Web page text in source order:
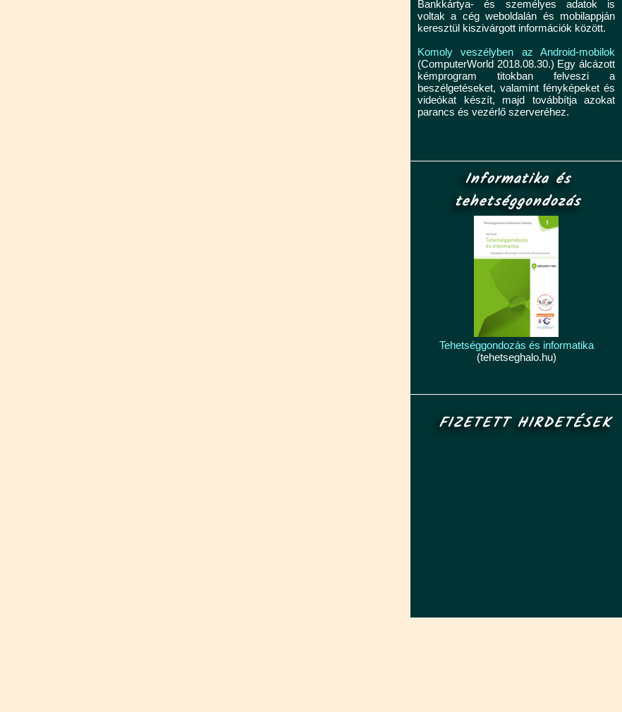
Bankkártya- és személyes adatok is
voltak a cég weboldalán és mobilappján
keresztül kiszivárgott információk között.
Komoly veszélyben az Android-mobilok
(ComputerWorld 2018.08.30.) Egy álcázott
kémprogram titokban felveszi a
beszélgetéseket, valamint fényképeket és
videókat készít, majd továbbítja azokat
parancs és vezérlő szerveréhez.
Informatika és
tehetséggondozás
Tehetséggondozás és informatika
(tehetseghalo.hu)
FIZETETT HIRDETÉSEK